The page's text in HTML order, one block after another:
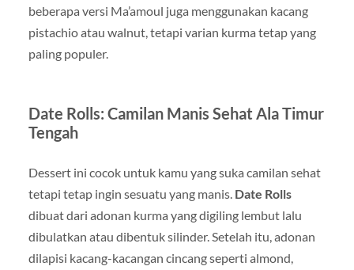
beberapa versi Ma’amoul juga menggunakan kacang
pistachio atau walnut, tetapi varian kurma tetap yang
paling populer.
Date Rolls: Camilan Manis Sehat Ala Timur
Tengah
Dessert ini cocok untuk kamu yang suka camilan sehat
tetapi tetap ingin sesuatu yang manis. Date Rolls
dibuat dari adonan kurma yang digiling lembut lalu
dibulatkan atau dibentuk silinder. Setelah itu, adonan
dilapisi kacang-kacangan cincang seperti almond,